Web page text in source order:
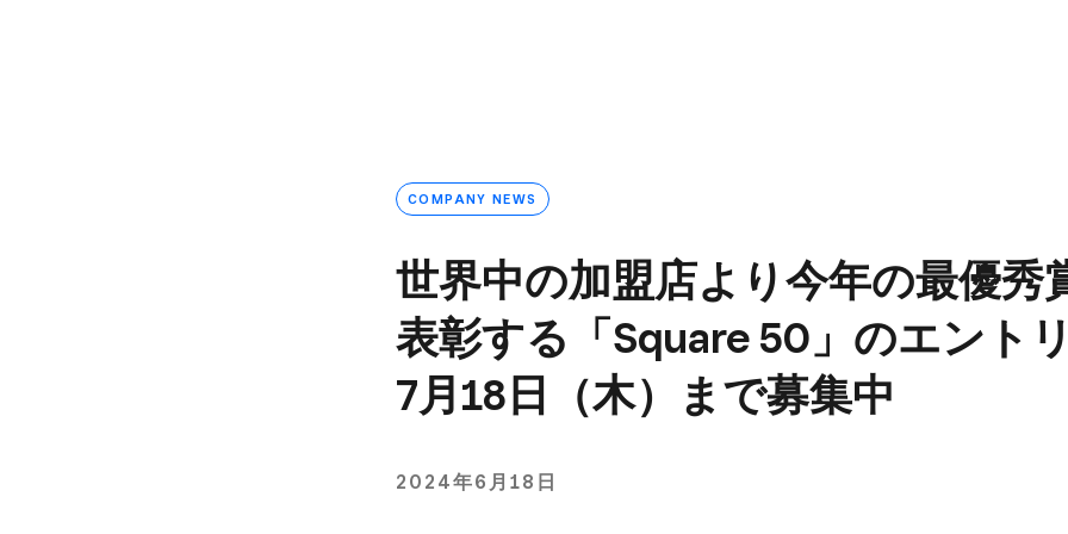
COMPANY NEWS
世界中の​加盟店より​今年の​最優秀
表彰する​「Square 50」の​エント
7月18日​（木）まで​募集中
2024年6月18日